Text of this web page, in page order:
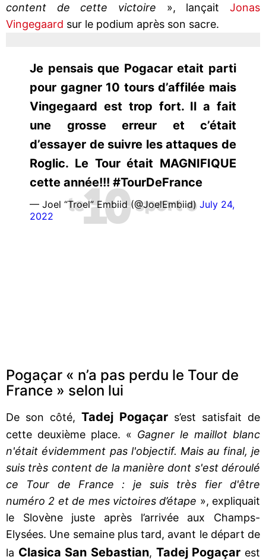
content de cette victoire », lançait Jonas
Vingegaard sur le podium après son sacre.
Je pensais que Pogacar etait parti
pour gagner 10 tours d’affilée mais
Vingegaard est trop fort. Il a fait
une grosse erreur et c’était
d’essayer de suivre les attaques de
Roglic. Le Tour était MAGNIFIQUE
cette année!!! #TourDeFrance
— Joel “Troel” Embiid (@JoelEmbiid) July 24,
2022
Pogaçar « n’a pas perdu le Tour de
France » selon lui
De son côté, Tadej Pogaçar s’est satisfait de
cette deuxième place. « Gagner le maillot blanc
n'était évidemment pas l'objectif. Mais au final, je
suis très content de la manière dont s'est déroulé
ce Tour de France : je suis très fier d'être
numéro 2 et de mes victoires d’étape », expliquait
le Slovène juste après l’arrivée aux Champs-
Elysées. Une semaine plus tard, avant le départ de
la Clasica San Sebastian, Tadej Pogaçar est